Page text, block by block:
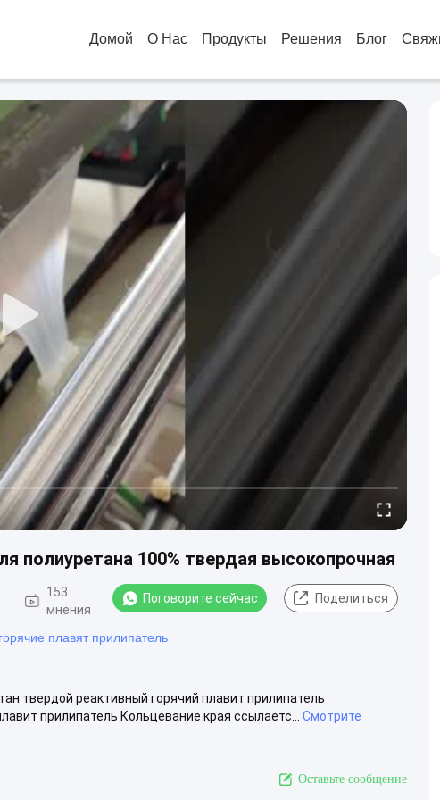
Домой О Нас Продукты Решения Блог
полиуретана 100% твердая высокопрочная
153
мнения
Поговорите сейчас Поделиться
плавят прилипатель
твердой реактивный горячий плавит прилипатель
прилипатель Кольцевание края ссылаетс...
Смотрите
Оставьте сообщение